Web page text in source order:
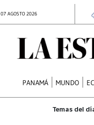
AGOSTO 2026
PANAMÁ MUNDO